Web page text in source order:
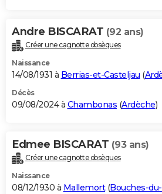
Andre BISCARAT (92 ans)
Créer une cagnotte obsèques
Naissance
14/08/1931 à Berrias-et-Casteljau (
Décès
09/08/2024 à Chambonas (Ardèche)
Edmee BISCARAT (93 ans)
Créer une cagnotte obsèques
Naissance
08/12/1930 à Mallemort(Bouches-